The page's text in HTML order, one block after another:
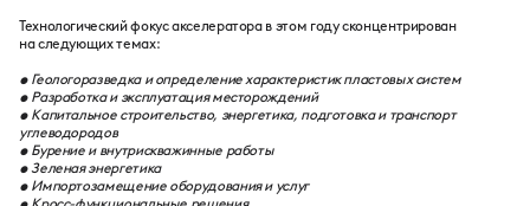
Технологический фокус акселератора в этом году сконцентрирован
на следующих темах:
• Геологоразведка и определение характеристик пластовых систем
• Разработка и эксплуатация месторождений
• Капитальное строительство, энергетика, подготовка и транспорт
углеводородов
• Бурение и внутрискважинные работы
• Зеленая энергетика
• Импортозамещение оборудования и услуг